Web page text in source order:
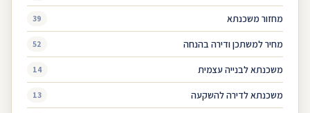
מחזור משכנתא 39
מחיר למשתכן ודירה בהנחה 52
משכנתא לבנייה עצמית 14
משכנתא לדירה להשקעה 13